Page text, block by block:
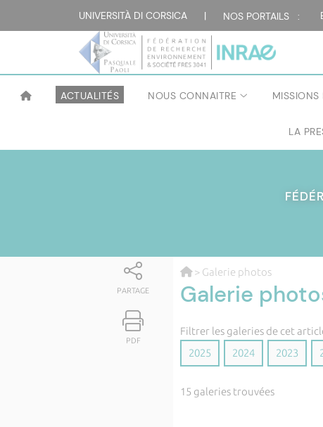
UNIVERSITÀ DI CORSICA | NOS PORTAILS :
ACTUALITÉS NOUS CONNAITRE MISSIONS
LA
PARTAGE
PDF
> Galerie photos
Galerie
Filtrer les galeries de cet
2025
2024 2023
15 galeries trouvées